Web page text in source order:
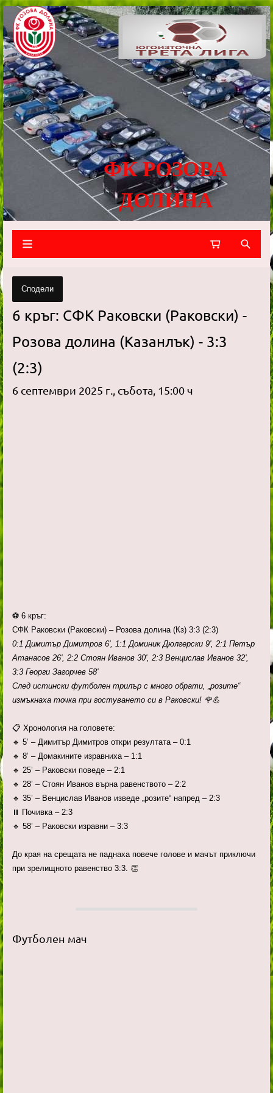
ФК РОЗОВА
ДОЛИНА
Сподели
6 кръг: СФК Раковски (Раковски) -
Розова долина (Казанлък) - 3:3
(2:3)
6 септември 2025 г., събота, 15:00 ч
⚽ 6 кръг:
СФК Раковски (Раковски) – Розова долина (Кз) 3:3 (2:3)
0:1 Димитър Димитров 6', 1:1 Доминик Дюлгерски 9', 2:1 Петър
Атанасов 26', 2:2 Стоян Иванов 30', 2:3 Венцислав Иванов 32',
3:3 Георги Загорчев 58'
След истински футболен трилър с много обрати, „розите“
измъкнаха точка при гостуването си в Раковски! 🌹💪
📋 Хронология на головете:
🔹 5’ – Димитър Димитров откри резултата – 0:1
🔹 8’ – Домакините изравниха – 1:1
🔹 25’ – Раковски поведе – 2:1
🔹 28’ – Стоян Иванов върна равенството – 2:2
🔹 35’ – Венцислав Иванов изведе „розите“ напред – 2:3
⏸ Почивка – 2:3
🔹 58’ – Раковски изравни – 3:3
До края на срещата не паднаха повече голове и мачът приключи
при зрелищното равенство 3:3. 👏
Футболен мач